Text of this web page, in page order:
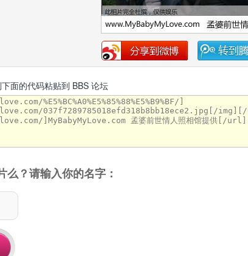
面的代码粘贴到 BBS 论坛
？请输入你的名字：